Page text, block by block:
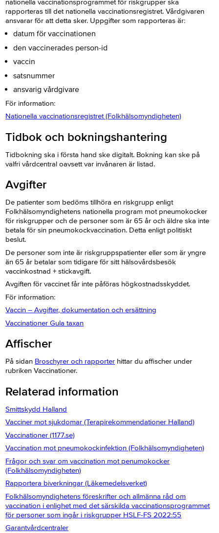
nationella vaccinationsprogrammet för riskgrupper ska
rapporteras till det nationella vaccinationsregistret. Vårdgivaren
ansvarar för att detta sker. Uppgifter som rapporteras är:
datum för vaccinationen
den vaccinerades person-id
vaccin
satsnummer
ansvarig vårdgivare
För information:
Nationella vaccinationsregistret (Folkhälsomyndigheten)
Tidbok och bokningshantering
Tidbokning ska i första hand ske digitalt. Bokning kan ske på
valfri vårdcentral oavsett var invånaren är listad.
Avgifter
De patienter som bedöms tillhöra en riskgrupp enligt
Folkhälsomyndighetens nationella program mot pneumokocker
för riskgrupper och de personer som är 65 år och äldre ska inte
betala för sin pneumokockvaccination. Detta enligt politiskt
beslut.
De personer som inte är riskgruppspatienter eller som är yngre
än 65 år betalar som tidigare för sitt hälsovårdsbesök
vaccinkostnad + stickavgift.
Avgiften för vaccinet får inte påföras högkostnadsskyddet.
För information:
Vaccin – Avgifter, dokumentation och ersättning
Vaccinationer Gula taxan
Affischer
På sidan Broschyrer och rapporter hittar du affischer under
rubriken Vaccinationer.
Relaterad information
Smittskydd Halland
Vacciner mot sjukdomar (Terapirekommendationer Halland)
Vaccinationer (1177.se)
Vaccination mot pneumokockinfektion (Folkhälsomyndigheten)
Frågor och svar om vaccination mot penumokocker
(Folkhälsomyndigheten)
Rapportera biverkningar (Läkemedelsverket)
Folkhälsomyndighetens föreskrifter och allmänna råd om
vaccination i enlighet med det särskilda vaccinationsprogrammet
för personer som ingår i riskgrupper HSLF-FS 2022:55
Garantvårdcentraler